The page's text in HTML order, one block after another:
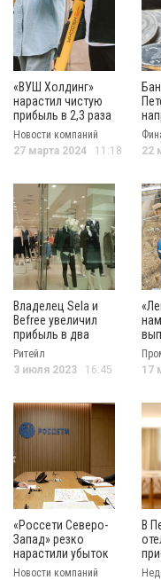
«ВУШ Холдинг»
нарастил чистую
прибыль в 2,3 раза
за год
Новости компаний
27 марта 2024 11:18
22
Владелец Sela и
Befree увеличил
прибыль в два
раза
Ритейл
3 июля 2023 16:45
17
«Россети Северо-
Запад» резко
нарастили убыток
Новости компаний
В